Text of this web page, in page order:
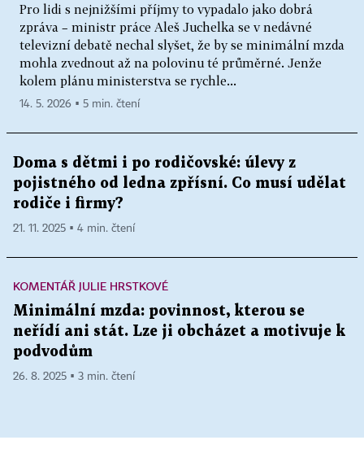
Pro lidi s nejnižšími příjmy to vypadalo jako dobrá
zpráva – ministr práce Aleš Juchelka se v nedávné
televizní debatě nechal slyšet, že by se minimální mzda
mohla zvednout až na polovinu té průměrné. Jenže
kolem plánu ministerstva se rychle...
14. 5. 2026 ▪ 5 min. čtení
Doma s dětmi i po rodičovské: úlevy z
pojistného od ledna zpřísní. Co musí udělat
rodiče i firmy?
21. 11. 2025 ▪ 4 min. čtení
KOMENTÁŘ JULIE HRSTKOVÉ
Minimální mzda: povinnost, kterou se
neřídí ani stát. Lze ji obcházet a motivuje k
podvodům
26. 8. 2025 ▪ 3 min. čtení